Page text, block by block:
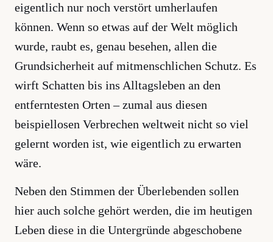
eigentlich nur noch verstört umherlaufen
können. Wenn so etwas auf der Welt möglich
wurde, raubt es, genau besehen, allen die
Grundsicherheit auf mitmenschlichen Schutz. Es
wirft Schatten bis ins Alltagsleben an den
entferntesten Orten – zumal aus diesen
beispiellosen Verbrechen weltweit nicht so viel
gelernt worden ist, wie eigentlich zu erwarten
wäre.
Neben den Stimmen der Überlebenden sollen
hier auch solche gehört werden, die im heutigen
Leben diese in die Untergründe abgeschobene